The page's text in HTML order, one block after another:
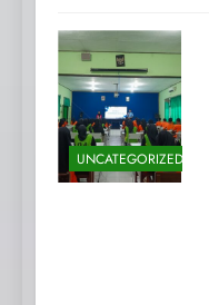
UNCATEGORIZED